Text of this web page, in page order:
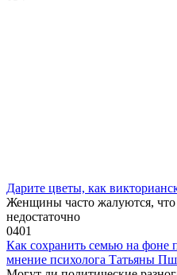
Дарите цветы, как
Женщины часто жалуются,
недостаточно
0401
Как сохранить семью на фоне
мнение психолога Татьяны